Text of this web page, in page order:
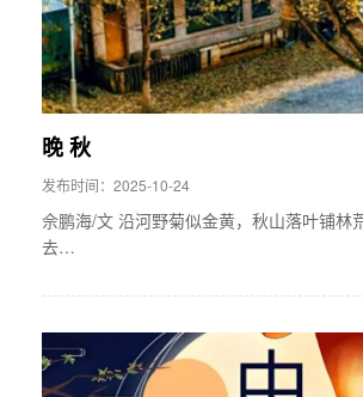
晚 秋
发布时间：2025-10-24
佘鹏海/文 沿河野菊似金黄，秋山落叶铺林
去…